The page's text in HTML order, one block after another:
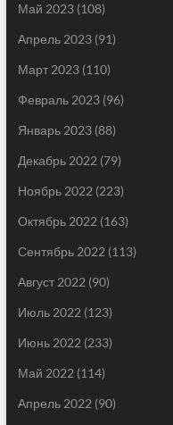
Май 2023(108)
Апрель 2023(91)
Март 2023(110)
Февраль 2023(96)
Январь 2023(88)
Декабрь 2022 (79)
Ноябрь 2022 (223)
Октябрь 2022 (163)
Сентябрь 2022 (113)
Август 2022 (90)
Июль 2022 (123)
Июнь 2022 (233)
Май 2022 (114)
Апрель 2022 (90)